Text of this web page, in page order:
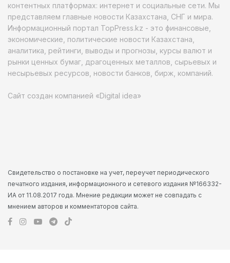
контентных платформах: интернет и социальные сети. Мы
представляем главные новости Казахстана, СНГ и мира.
Информационный портал TopPress.kz - это финансовые,
экономические, политические новости Казахстана,
аналитика, рейтинги, выводы и прогнозы, курсы валют и
рынки ценных бумаг, драгоценных металлов, сырьевых и
несырьевых ресурсов, новости банков, бирж, компаний.
Сайт создан компанией «Digital idea»
Свидетельство о постановке на учет, переучет периодического
печатного издания, информационного и сетевого издания №166332-
ИА от 11.08.2017 года. Мнение редакции может не совпадать с
мнением авторов и комментаторов сайта.